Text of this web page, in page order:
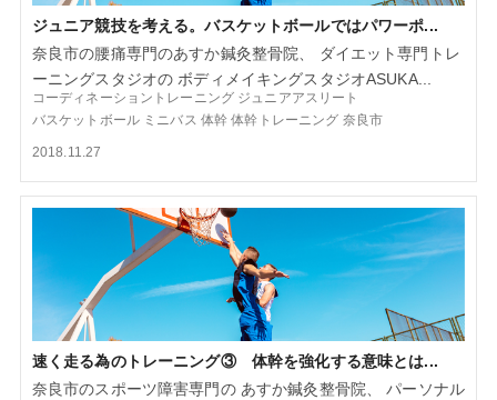
ジュニア競技を考える。バスケットボールではパワーポ...
奈良市の腰痛専門のあすか鍼灸整骨院、 ダイエット専門トレ
ーニングスタジオの ボディメイキングスタジオASUKA...
コーディネーショントレーニング ジュニアアスリート
バスケットボール ミニバス 体幹 体幹トレーニング 奈良市
2018.11.27
速く走る為のトレーニング③ 体幹を強化する意味とは...
奈良市のスポーツ障害専門の あすか鍼灸整骨院、 パーソナル